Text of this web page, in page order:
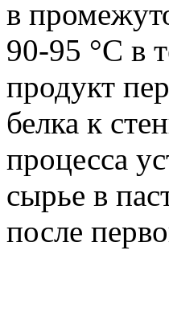
в
90-95 °C в
продукт
белка к
процесса
сырье в
после